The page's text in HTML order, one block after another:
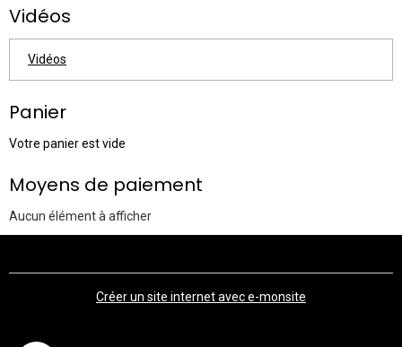
Vidéos
Vidéos
Panier
Votre panier est vide
Moyens de paiement
Aucun élément à afficher
Créer un site internet avec e-monsite